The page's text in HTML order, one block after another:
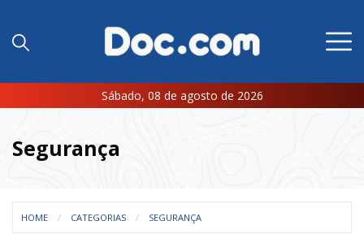
Sábado, 08 de agosto de 2026
Segurança
HOME CATEGORIAS SEGURANÇA